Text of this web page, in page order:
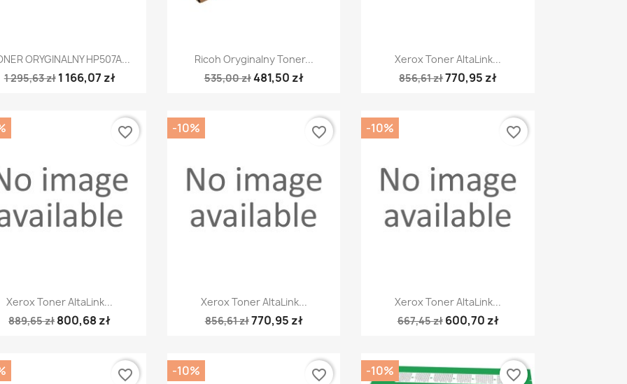
Szybki podgląd
ORYGINALNY HP507A...
1 295,63 zł 1 166,07 zł
Szybki podgląd
Ricoh Oryginalny Toner...
535,00 zł481,50 zł
Szybki podgląd
Xerox Toner AltaLink...
856,61 zł770,95 zł
Szybki podgląd
Xerox Toner AltaLink...
889,65 zł800,68 zł
favorite_border
Szybki podgląd
Xerox Toner AltaLink...
856,61 zł770,95 zł
-10% favorite_border
Szybki podgląd
Xerox Toner AltaLink...
667,45 zł 600,70 zł
-10% favorite_border
favorite_border -10% favorite_border -10% favorite_border